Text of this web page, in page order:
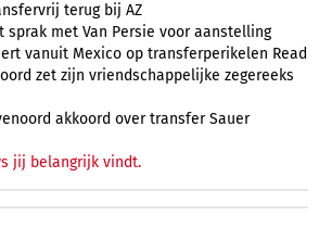
terug bij AZ
sprak met Van Persie voor aanstelling
vanuit Mexico op transferperikelen Read
zet zijn vriendschappelijke zegereeks
akkoord over transfer Sauer
jij belangrijk vindt.